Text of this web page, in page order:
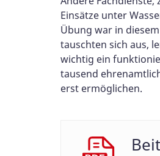
Einsätze unter
Übung war in
tauschten sich aus,
wichtig ein
tausend
erst ermöglichen.